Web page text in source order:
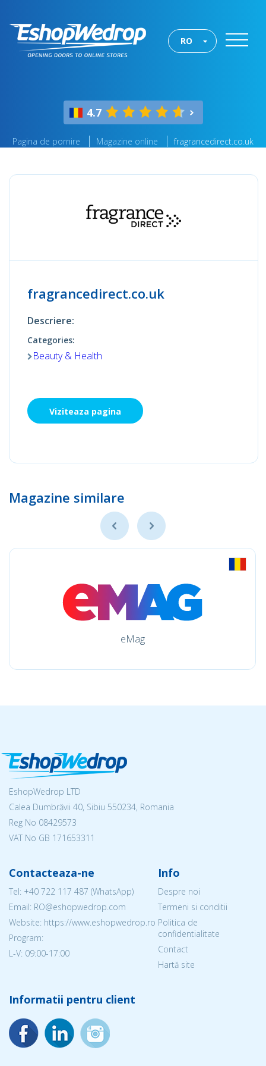
RO
4.7
Pagina de pornire Magazine online fragrancedirect.co.uk
fragrancedirect.co.uk
Descriere:
Categories:
Beauty & Health
Viziteaza pagina
Magazine similare
eMag
EshopWedrop LTD
Calea Dumbrăvii 40, Sibiu 550234, Romania
Reg No 08429573
VAT No GB 171653311
Contacteaza-ne
Tel: +40 722 117 487 (WhatsApp)
Email: RO@eshopwedrop.com
Website: https://www.eshopwedrop.ro
Program:
L-V: 09:00-17:00
Info
Despre noi
Termeni si conditii
Politica de
confidentialitate
Contact
Hartă site
Informatii pentru client